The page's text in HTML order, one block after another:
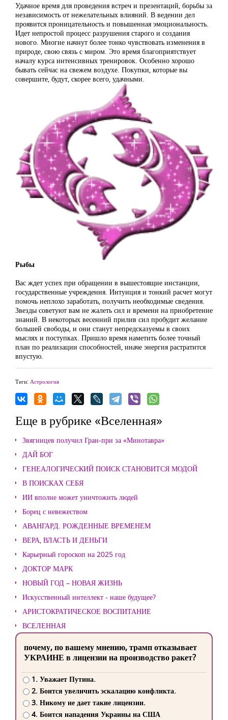
Удачное время для проведения встреч и презентаций, борьбы за
независимость от нежелательных влияний. В ведении дел
проявится проницательность и повышенная эмоциональность.
Идет непростой процесс разрушения старого и создания
нового. Многие начнут более тонко чувствовать изменения в
природе, свою связь с миром. Это время благоприятствует
началу курса интенсивных тренировок. Особенно хорошо
бывать сейчас на свежем воздухе. Покупки, которые вы
совершите, будут, скорее всего, удачными.
Рыбы
Вас ждет успех при обращении в вышестоящие инстанции,
государственные учреждения. Интуиция и тонкий расчет могут
помочь неплохо заработать, получить необходимые сведения.
Звезды советуют вам не жалеть сил и времени на приобретение
знаний. В некоторых весенний прилив сил пробудит желание
большей свободы, и они станут непредсказуемы в своих
мыслях и поступках. Пришло время наметить более точный
план по реализации способностей, иначе энергия растратится
впустую.
Теги: Астрология
Еще в рубрике «Вселенная»
Звягинцев получил Гран-при за «Минотавра»
ДАЙ БОГ
ГЕНЕАЛОГИЧЕСКИЙ ПОИСК СТАНОВИТСЯ МОДОЙ
В ПОИСКАХ СЕБЯ
ИИ вполне может уничтожить людей
Борец с невежеством
АВАНГАРД. РОЖДЕННЫЕ ВРЕМЕНЕМ
ВЕРА, ВЛАСТЬ И ДЕНЬГИ
Карьерный гороскоп на 2025 год
ДОКТОР МАРК
НОВЫЙ ГОД – НОВАЯ ЖИЗНЬ
Искусственный интеллект - наше будущее?
АРИСТОКРАТИЧЕСКОЕ ВОСПИТАНИЕ
ВСЕЛЕННАЯ
почему, по вашему мнению, трамп отказывает
УКРАИНЕ в лицензии на производство ракет?
1. Уважает Путина.
2. Боится увеличить эскалацию конфликта.
3. Никому не дает такие лицензии.
4. Боится нападения Украины на США